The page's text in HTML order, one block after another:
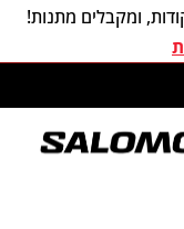
ומקבלים מתנות!